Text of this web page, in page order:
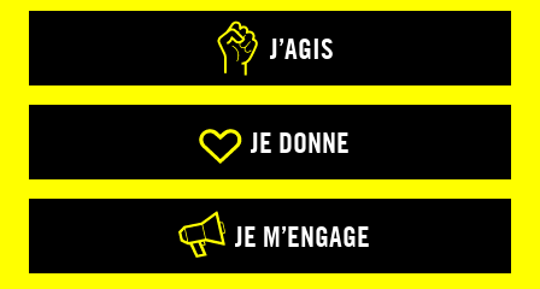
J’AGIS
JE DONNE
JE M’ENGAGE